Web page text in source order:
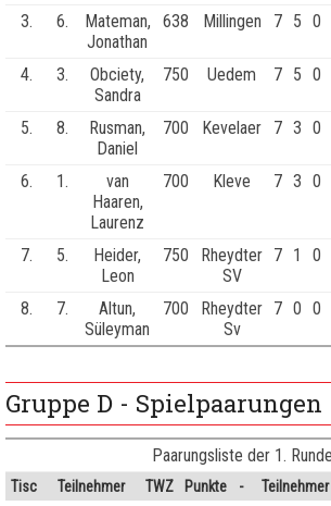
3. 6.
Mateman,
Jonathan
638 Millingen 7 5 0
4. 3.
Obciety,
Sandra
750 Uedem 7 5 0
5. 8.
Rusman,
Daniel
700 Kevelaer 7 3 0
6. 1.
van
Haaren,
Laurenz
700 Kleve 7 3 0
7. 5.
Heider,
Leon
750
Rheydter
SV
7 1 0
8. 7.
Altun,
Süleyman
700
Rheydter
Sv
7 0 0
Gruppe D - Spielpaarungen
Paarungsliste der 1. Runde
Tisc Teilnehmer TWZ Punkte - Teilnehmer